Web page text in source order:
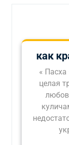
как
« Пасха
целая